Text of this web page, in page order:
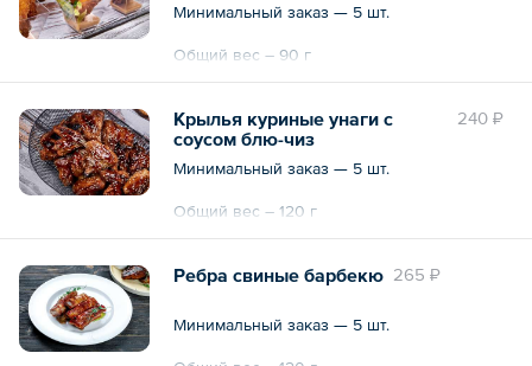
Минимальный заказ — 5 шт.
Общий вес – 90 г
240 ₽
Крылья куриные унаги с
соусом блю-чиз
Минимальный заказ — 5 шт.
Общий вес – 120 г
265 ₽
Ребра свиные барбекю
Минимальный заказ — 5 шт.